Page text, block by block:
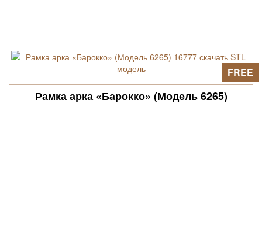
Рамка арка «Барокко» (Модель 6265)
FREE